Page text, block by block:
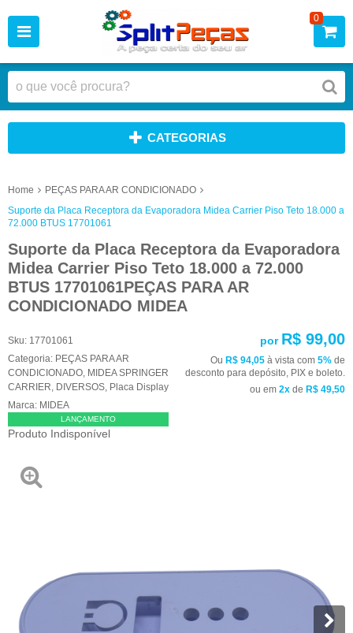
0
CATEGORIAS
Home
PEÇAS PARA AR CONDICIONADO
Suporte da Placa Receptora da Evaporadora Midea Carrier Piso Teto 18.000 a
72.000 BTUS 17701061
Suporte da Placa Receptora da Evaporadora
Midea Carrier Piso Teto 18.000 a 72.000
BTUS 17701061PEÇAS PARA AR
CONDICIONADO MIDEA
Sku: 17701061
Categoria: PEÇAS PARA AR
CONDICIONADO MIDEA SPRINGER
CARRIER DIVERSOS Placa Display
Marca: MIDEA
LANÇAMENTO
Produto Indisponível
por R$ 99,00
Ou R$ 94,05 à vista com 5% de
desconto para depósito, PIX e boleto.
ou em 2x de R$ 49,50